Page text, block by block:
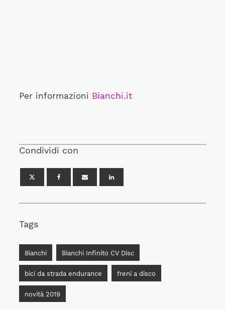
Per informazioni Bianchi.it
Condividi con
Tags
Bianchi Bianchi Infinito CV Disc
bici da strada endurance freni a disco
novità 2019